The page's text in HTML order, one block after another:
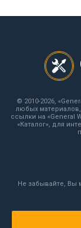
© 2010-2026,
любых
ссылки на «General
«Каталог», для
Не забывайте, Вы